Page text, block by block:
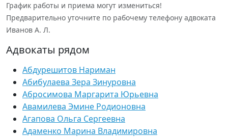
График работы и приема могут измениться!
Предварительно уточните по рабочему телефону адвоката
Иванов А. Л.
Адвокаты рядом
Абдурешитов Нариман
Абибулаева Зера Зинуровна
Абросимова Маргарита Юрьевна
Авамилева Эмине Родионовна
Агапова Ольга Сергеевна
Адаменко Марина Владимировна